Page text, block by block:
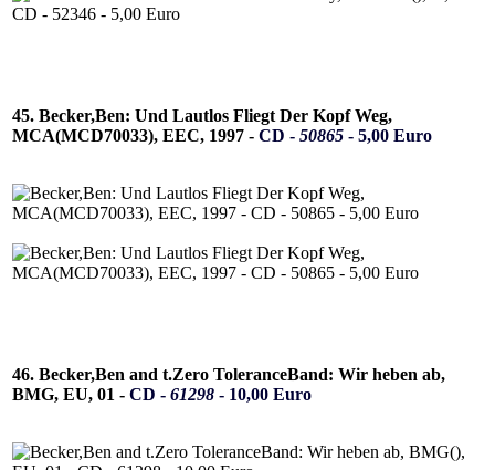
45. Becker,Ben: Und Lautlos Fliegt Der Kopf Weg,
MCA(MCD70033), EEC, 1997 - CD - 50865 - 5,00 Euro
46. Becker,Ben and t.Zero ToleranceBand: Wir heben ab,
BMG, EU, 01 - CD - 61298 - 10,00 Euro